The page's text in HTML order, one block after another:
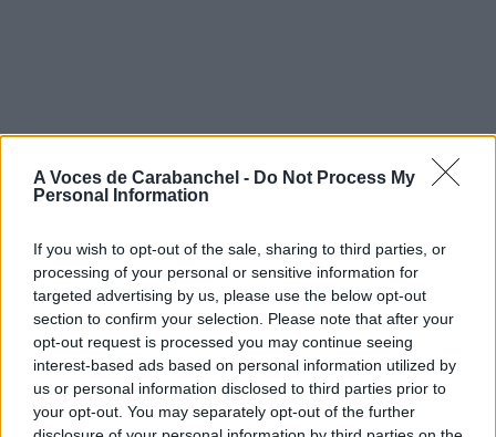
A Voces de Carabanchel - Do Not Process My
Personal Information
If you wish to opt-out of the sale, sharing to third parties, or
processing of your personal or sensitive information for
targeted advertising by us, please use the below opt-out
section to confirm your selection. Please note that after your
opt-out request is processed you may continue seeing
interest-based ads based on personal information utilized by
us or personal information disclosed to third parties prior to
your opt-out. You may separately opt-out of the further